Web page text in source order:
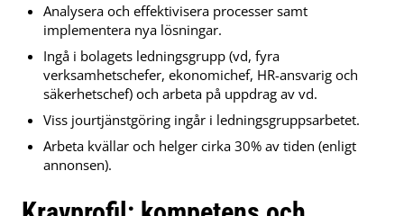
Analysera och effektivisera processer samt
implementera nya lösningar.
Ingå i bolagets ledningsgrupp (vd, fyra
verksamhetschefer, ekonomichef, HR-ansvarig och
säkerhetschef) och arbeta på uppdrag av vd.
Viss jourtjänstgöring ingår i ledningsgruppsarbetet.
Arbeta kvällar och helger cirka 30% av tiden (enligt
annonsen).